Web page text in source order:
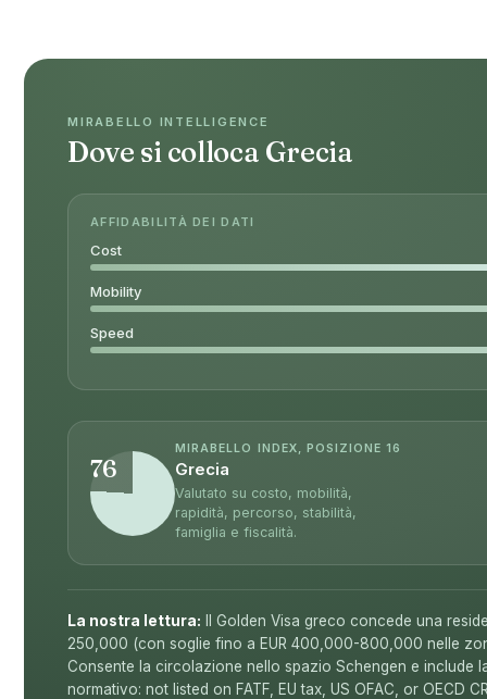
MIRABELLO INTELLIGENCE
Dove si colloca Grecia
AFFIDABILITÀ DEI DATI
Cost
Mobility
Speed
76
MIRABELLO INDEX, POSIZIONE 16
Grecia
Valutato su costo, mobilità,
rapidità, percorso, stabilità,
famiglia e fiscalità.
La nostra lettura: Il Golden Visa greco concede una
250,000 (con soglie fino a EUR 400,000-800,000 nelle
Consente la circolazione nello spazio Schengen e include
normativo: not listed on FATF, EU tax, US OFAC, or OECD